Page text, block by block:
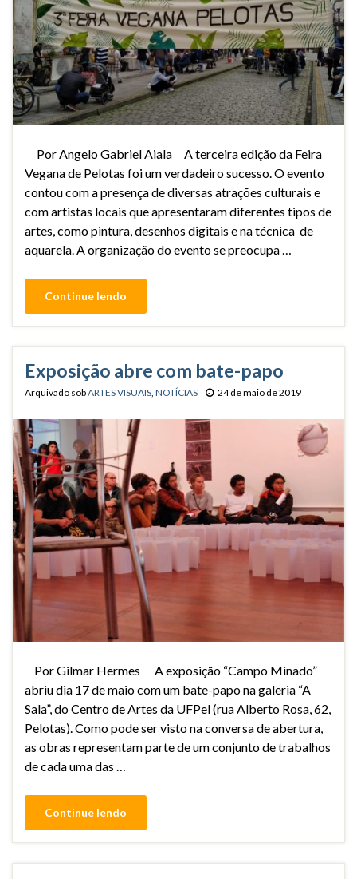
Por Angelo Gabriel Aiala A terceira edição da Feira
Vegana de Pelotas foi um verdadeiro sucesso. O evento
contou com a presença de diversas atrações culturais e
com artistas locais que apresentaram diferentes tipos de
artes, como pintura, desenhos digitais e na técnica de
aquarela. A organização do evento se preocupa …
Continue lendo
Exposição abre com bate-papo
Arquivado sobARTES VISUAIS, NOTÍCIAS 24 de maio de 2019
Por Gilmar Hermes A exposição “Campo Minado”
abriu dia 17 de maio com um bate-papo na galeria “A
Sala”, do Centro de Artes da UFPel (rua Alberto Rosa, 62,
Pelotas). Como pode ser visto na conversa de abertura,
as obras representam parte de um conjunto de trabalhos
de cada uma das …
Continue lendo